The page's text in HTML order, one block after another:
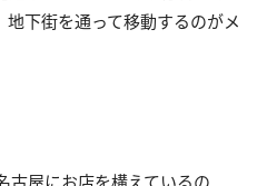
下街を通って移動するのがメ